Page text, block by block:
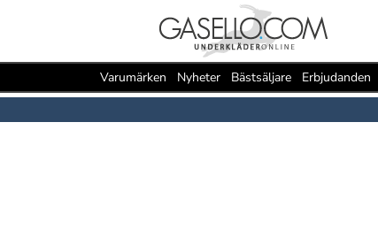
Varumärken Nyheter Bästsäljare Erbjudanden